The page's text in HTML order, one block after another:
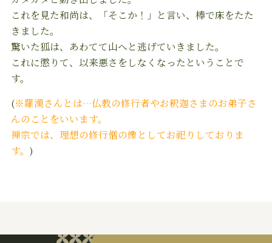
これを見た和尚は、「そこか！」と言い、棒で床をたた
きました。
驚いた狐は、あわてて山へと逃げていきました。
これに懲りて、以来悪さをしなくなったということで
す。
(※羅漢さんとは…仏教の修行者やお釈迦さまのお弟子さ
んのことをいいます。
禅宗では、理想の修行僧の像としてお祀りしておりま
す。 )